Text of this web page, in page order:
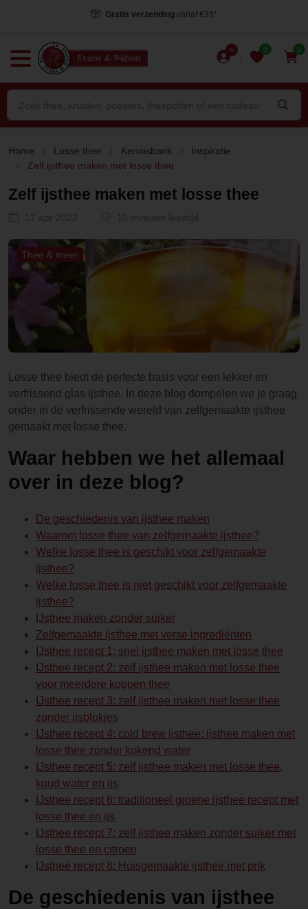
Voor 15.00 uur besteld , dezelfde dag verstuurd*
0 0
Home Losse thee Kennisbank
Inspiratie
Zelf ijsthee maken met losse thee
Zelf ijsthee maken met losse thee
Thee & meer
Losse thee biedt de perfecte basis voor een lekker en
verfrissend glas ijsthee. In deze blog dompelen we je graag
onder in de verfrissende wereld van zelfgemaakte ijsthee
gemaakt met losse thee.
Waar hebben we het allemaal
over in deze blog?
De geschiedenis van ijsthee maken
Waarom losse thee van zelfgemaakte ijsthee?
Welke losse thee is geschikt voor zelfgemaakte
ijsthee?
Welke losse thee is niet geschikt voor zelfgemaakte
ijsthee?
IJsthee maken zonder suiker
Zelfgemaakte ijsthee met verse ingrediënten
IJsthee recept 1: snel ijsthee maken met losse thee
IJsthee recept 2: zelf ijsthee maken met losse thee
voor meerdere koppen thee
IJsthee recept 3: zelf ijsthee maken met losse thee
zonder ijsblokjes
IJsthee recept 4: cold brew ijsthee: ijsthee maken met
losse thee zonder kokend water
IJsthee recept 5: zelf ijsthee maken met losse thee,
koud water en ijs
IJsthee recept 6: traditioneel groene ijsthee recept met
losse thee en ijs
IJsthee recept 7: zelf ijsthee maken zonder suiker met
losse thee en citroen
IJsthee recept 8: Huisgemaakte ijsthee met prik
De geschiedenis van ijsthee